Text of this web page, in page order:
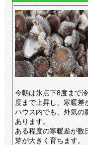
今朝は氷点下8度まで
度まで上昇し、寒暖差
ハウス内でも、外気の
あります。
ある程度の寒暖差が数
芽が大きく育ちます。